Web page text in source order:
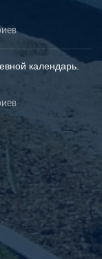
календарь.